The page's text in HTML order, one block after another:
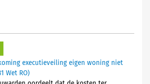
executieveiling eigen woning niet
Wet RO)